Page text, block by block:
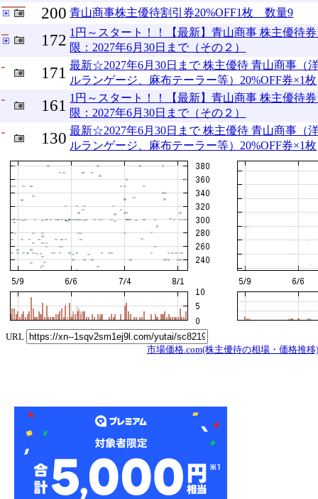
200 青山商事株主優待割引券20%OFF1枚 数量9
172 1円～スタート！！【最新】青山商事 株主優待
限：2027年6月30日まで（その２）
171 最新☆2027年6月30日まで 株主優待 青山商事（
ルランゲージ、麻布テーラー等）20%OFF券×1枚
161 1円～スタート！！【最新】青山商事 株主優待
限：2027年6月30日まで（その２）
130 最新☆2027年6月30日まで 株主優待 青山商事（
ルランゲージ、麻布テーラー等）20%OFF券×1枚
URL
市場価格.com(株主優待の相場・価格推移)